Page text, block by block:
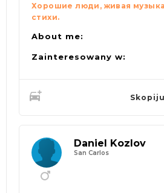
Хорошие люди, живая
стихи.
About me:
Zainteresowany w:
Daniel Kozlov
San Carlos